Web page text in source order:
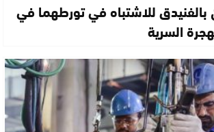
للاشتباه في تورطهما في
السرية